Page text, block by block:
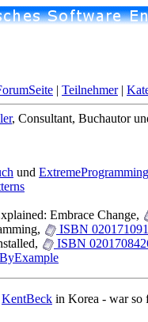
| Teilnehmer|
, Consultant, Buchautor
und
Embrace Change,
ISBN
ISBN
KentBeck in Korea - war so